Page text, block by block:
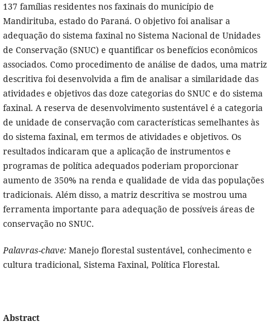
137 famílias residentes nos faxinais do município de
Mandirituba, estado do Paraná. O objetivo foi analisar a
adequação do sistema faxinal no Sistema Nacional de Unidades
de Conservação (SNUC) e quantificar os benefícios econômicos
associados. Como procedimento de análise de dados, uma matriz
descritiva foi desenvolvida a fim de analisar a similaridade das
atividades e objetivos das doze categorias do SNUC e do sistema
faxinal. A reserva de desenvolvimento sustentável é a categoria
de unidade de conservação com características semelhantes às
do sistema faxinal, em termos de atividades e objetivos. Os
resultados indicaram que a aplicação de instrumentos e
programas de política adequados poderiam proporcionar
aumento de 350% na renda e qualidade de vida das populações
tradicionais. Além disso, a matriz descritiva se mostrou uma
ferramenta importante para adequação de possíveis áreas de
conservação no SNUC.
Palavras-chave: Manejo florestal sustentável, conhecimento e
cultura tradicional, Sistema Faxinal, Política Florestal.
Abstract